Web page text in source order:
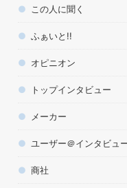
この人に聞く
ふぁいと!!
オピニオン
トップインタビュー
メーカー
ユーザー＠インタビュ
商社